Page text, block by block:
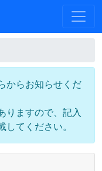
からお知らせくだ
りますので、記入
てください。